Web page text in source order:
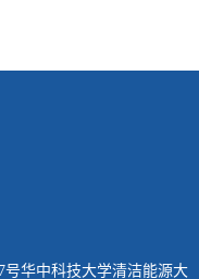
号华中科技大学清洁能源大